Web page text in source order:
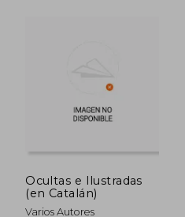
Ocultas e Ilustradas
(en Catalán)
Varios Autores